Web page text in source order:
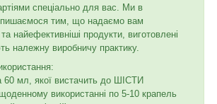
спеціально для вас. Ми в
тим, що надаємо вам
найефективніші продукти, виготовлені
належну виробничу практику.
60 мл, якої вистачить до ШІСТИ
використанні по 5-10 крапель